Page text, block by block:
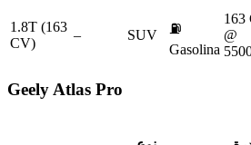
1.8T (163
CV)
– SUV
⛽
Gasolina
163
@
Geely Atlas Pro